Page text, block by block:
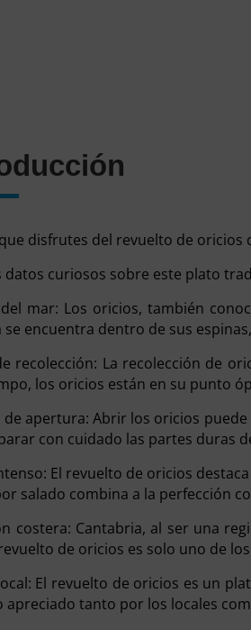
disfrutes del revuelto de oricios
datos curiosos sobre este plato
mar: Los oricios, también
se encuentra dentro de sus
recolección: La recolección de
los oricios están en su punto
apertura: Abrir los oricios
con cuidado las partes duras
El revuelto de oricios
salado combina a la perfección
costera: Cantabria, al ser una
de oricios es solo uno de
El revuelto de oricios es un
apreciado tanto por los locales